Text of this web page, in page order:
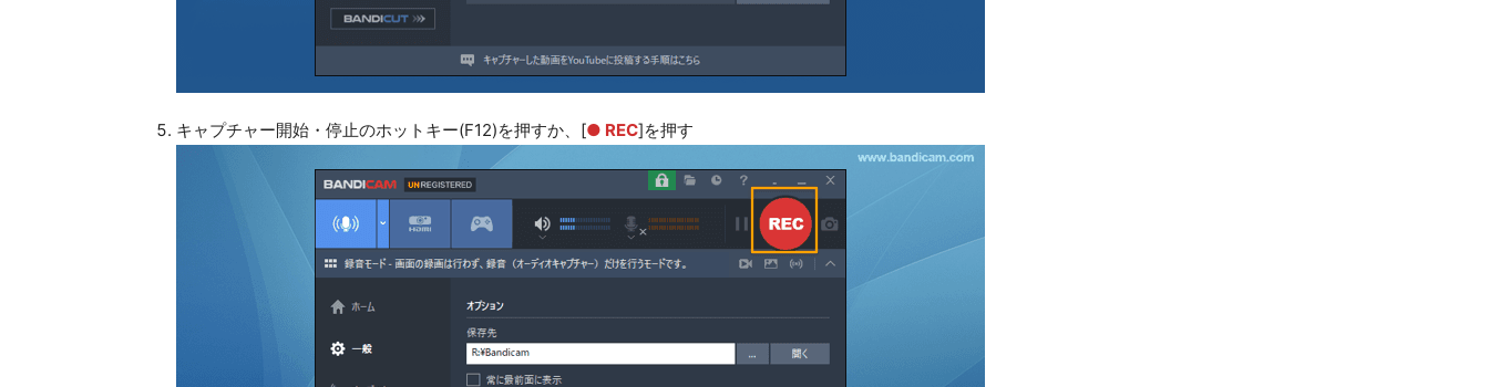
キャプチャー開始・停止のホットキー(F12)を押すか、[● REC]を押す